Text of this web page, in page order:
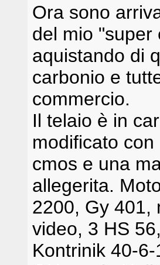
Ora sono
del mio "super
aquistando di
carbonio e
commercio.
Il telaio è in
modificato
cmos e una
allegerita.
2200, Gy 401,
video, 3 HS
Kontrinik 40-